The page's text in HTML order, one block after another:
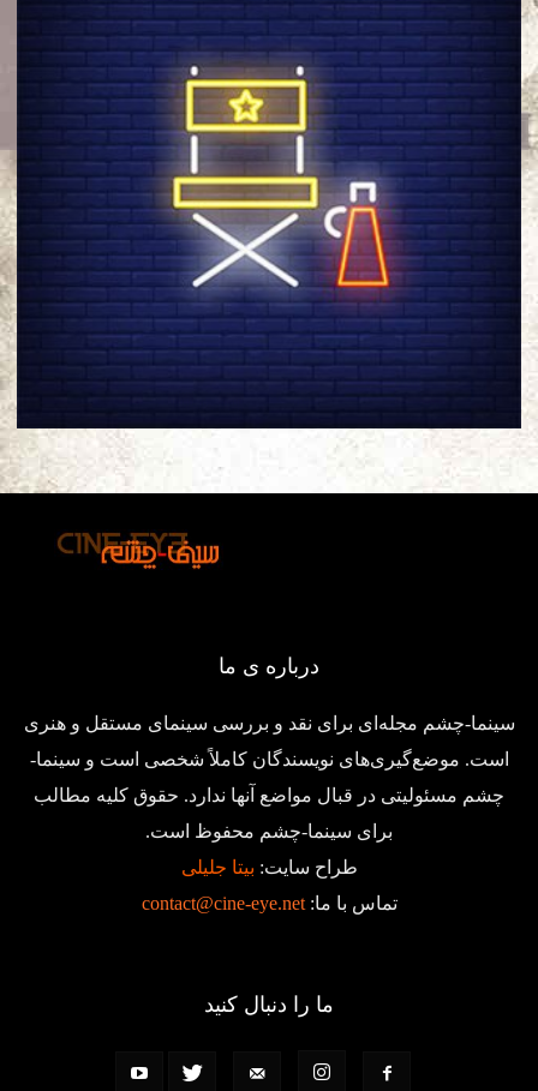
درباره ی ما
سینما-چشم مجله‌ای برای نقد و بررسی سینمای مستقل و هنری
است. موضع‌گیری‌های نویسندگان کاملاً شخصی است و سینما-
چشم مسئولیتی در قبال مواضع آنها ندارد. حقوق کلیه مطالب
برای سینما-چشم محفوظ است.
طراح سایت: بیتا جلیلی
تماس با ما:contact@cine-eye.net
ما را دنبال کنید